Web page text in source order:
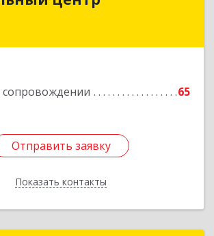
сопровождении 65
Отправить заявку
Показать контакты
обл, Златоуст г, Мира пр-
Отправить заявку
Назад